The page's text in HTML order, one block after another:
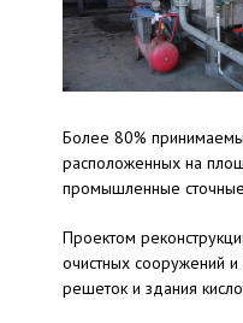
Более 80%
расположенных на
промышленные сточные
Проектом
очистных сооружений и
решеток и здания